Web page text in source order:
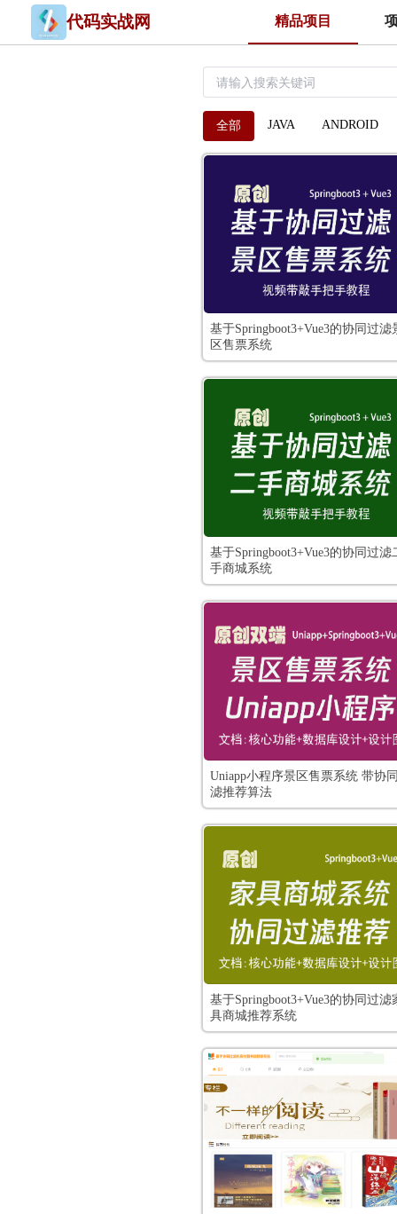
代码实战网 精品项目
全部 JAVA ANDROID
基于Springboot3+Vue3的协同过滤
区售票系统
基于Springboot3+Vue3的协同过滤
手商城系统
Uniapp小程序景区售票系统 带协
滤推荐算法
基于Springboot3+Vue3的协同过滤
具商城推荐系统